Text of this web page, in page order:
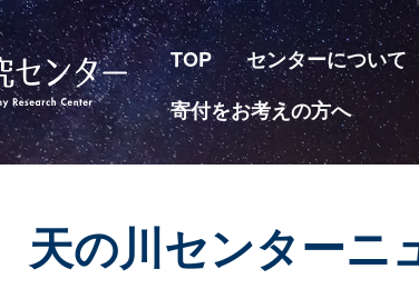
TOP センターについて
寄付をお考えの方へ
天の川センター